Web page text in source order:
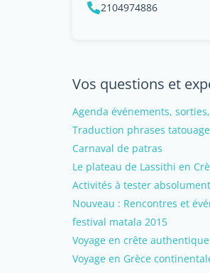
2104974886
Vos questions et
Agenda événements,
Traduction phrases tatouage
Carnaval de patras
Le plateau de Lassithi en
Activités à tester
Nouveau : Rencontres et
festival matala 2015
Voyage en crête authentique
Voyage en Grèce